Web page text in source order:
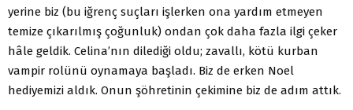
yerine biz (bu iğrenç suçları işlerken ona yardım etmeyen
temize çıkarılmış çoğunluk) ondan çok daha fazla ilgi çeker
hâle geldik. Celina’nın dilediği oldu; zavallı, kötü kurban
vampir rolünü oynamaya başladı. Biz de erken Noel
hediyemizi aldık. Onun şöhretinin çekimine biz de adım attık.